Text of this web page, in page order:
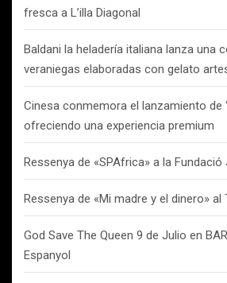
fresca a L’illa Diagonal
Baldani la heladería italiana lanza una
veraniegas elaboradas con gelato
Cinesa conmemora el lanzamiento de
ofreciendo una experiencia premium
Ressenya de «SPAfrica» a la
Ressenya de «Mi madre y el dinero» al
God Save The Queen 9 de Julio en
Espanyol